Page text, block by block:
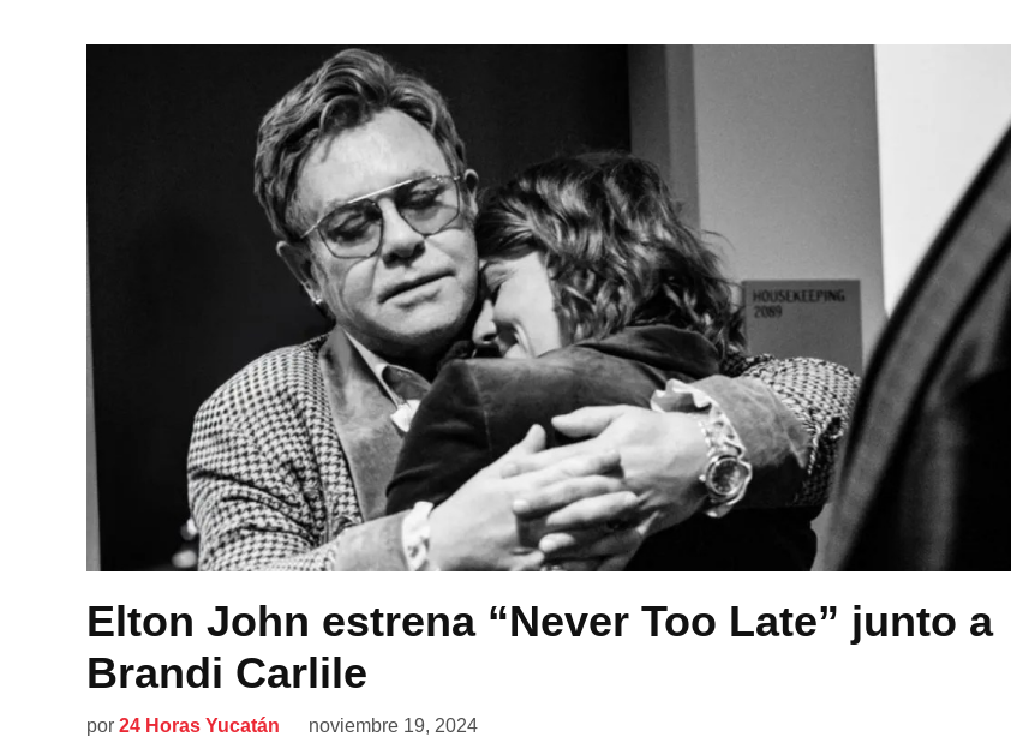
Elton John estrena “Never Too Late” junto a
Brandi Carlile
por 24 Horas Yucatán noviembre 19, 2024